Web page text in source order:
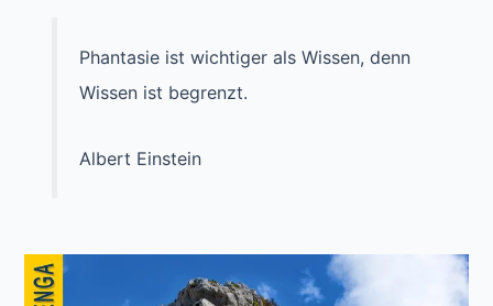
Phantasie ist wichtiger als Wissen, denn
Wissen ist begrenzt.
Albert Einstein